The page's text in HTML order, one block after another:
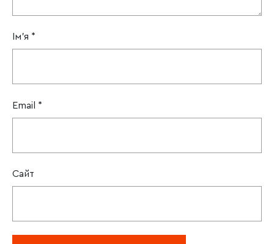
Ім'я *
Email *
Сайт